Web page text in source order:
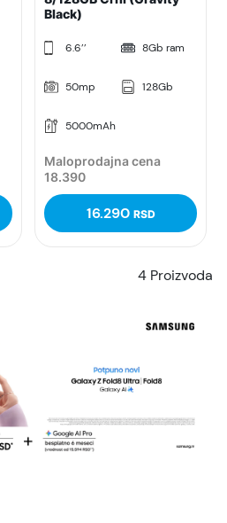
Black)
6.6’’ 8Gb ram
50mp 128Gb
5000mAh
Maloprodajna cena
18.390
16.290 RSD
4 Proizvoda